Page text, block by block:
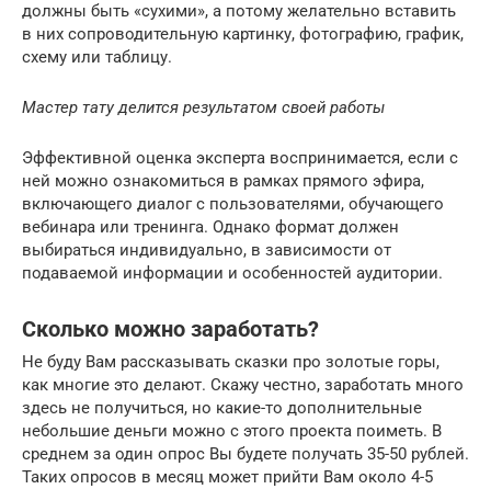
должны быть «сухими», а потому желательно вставить
в них сопроводительную картинку, фотографию, график,
схему или таблицу.
Мастер тату делится результатом своей работы
Эффективной оценка эксперта воспринимается, если с
ней можно ознакомиться в рамках прямого эфира,
включающего диалог с пользователями, обучающего
вебинара или тренинга. Однако формат должен
выбираться индивидуально, в зависимости от
подаваемой информации и особенностей аудитории.
Сколько можно заработать?
Не буду Вам рассказывать сказки про золотые горы,
как многие это делают. Скажу честно, заработать много
здесь не получиться, но какие-то дополнительные
небольшие деньги можно с этого проекта поиметь. В
среднем за один опрос Вы будете получать 35-50 рублей.
Таких опросов в месяц может прийти Вам около 4-5